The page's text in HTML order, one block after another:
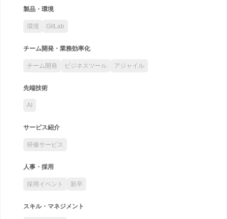
製品・環境
環境 GitLab
チーム開発・業務効率化
チーム開発 ビジネスツール アジャイル
先端技術
AI
サービス紹介
研修サービス
人事・採用
採用イベント 新卒
スキル・マネジメント